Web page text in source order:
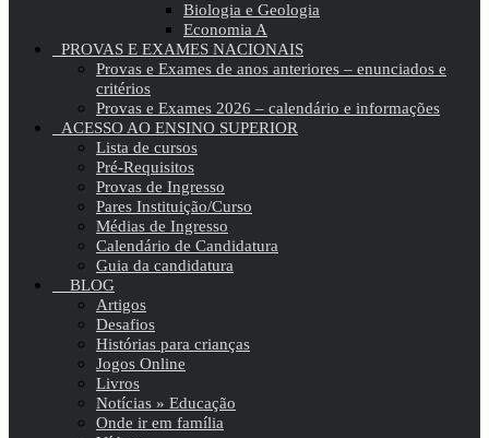
Biologia e Geologia
Economia A
PROVAS E EXAMES NACIONAIS
Provas e Exames de anos anteriores – enunciados e
critérios
Provas e Exames 2026 – calendário e informações
ACESSO AO ENSINO SUPERIOR
Lista de cursos
Pré-Requisitos
Provas de Ingresso
Pares Instituição/Curso
Médias de Ingresso
Calendário de Candidatura
Guia da candidatura
BLOG
Artigos
Desafios
Histórias para crianças
Jogos Online
Livros
Notícias » Educação
Onde ir em família